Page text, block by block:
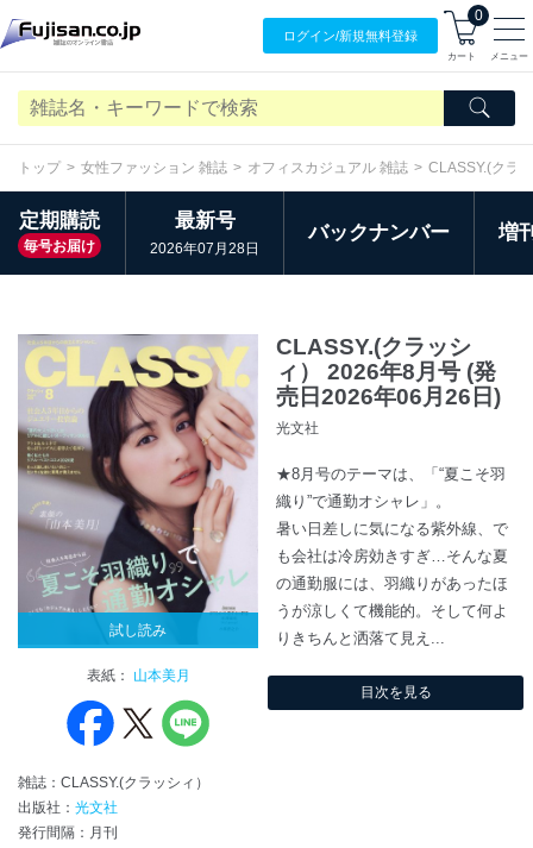
ログイン/新規無料登録
0
カート メニュー
トップ 女性ファッション 雑誌 オフィスカジュアル 雑誌 CLASSY.(クラ
定期購読
毎号お届け
最新号
2026年07月28日
バックナンバー 増
試し読み
表紙： 山本美月
雑誌：CLASSY.(クラッシィ）
出版社： 光文社
発行間隔：月刊
CLASSY.(クラッシ
ィ） 2026年8月号 (発
売日2026年06月26日)
光文社
★8月号のテーマは、「“夏こそ羽
織り”で通勤オシャレ」。
暑い日差しに気になる紫外線、で
も会社は冷房効きすぎ…そんな夏
の通勤服には、羽織りがあったほ
うが涼しくて機能的。そして何よ
りきちんと洒落て見え...
目次を見る